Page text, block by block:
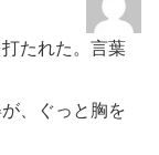
たれた。言葉
、ぐっと胸を